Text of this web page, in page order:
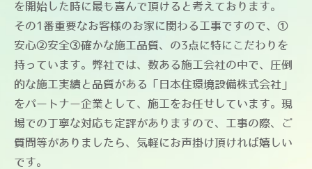
を開始した時に最も喜んで頂けると考えております。
その1番重要なお客様のお家に関わる工事ですので、①
安心②安全③確かな施工品質、の3点に特にこだわりを
持っています。弊社では、数ある施工会社の中で、圧倒
的な施工実績と品質がある「日本住環境設備株式会社」
をパートナー企業として、施工をお任せしています。現
場での丁寧な対応も定評がありますので、工事の際、ご
質問等がありましたら、気軽にお声掛け頂ければ嬉しい
です。